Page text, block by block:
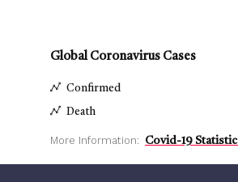
Global Coronavirus Cases
Confirmed
Death
More Information: Covid-19